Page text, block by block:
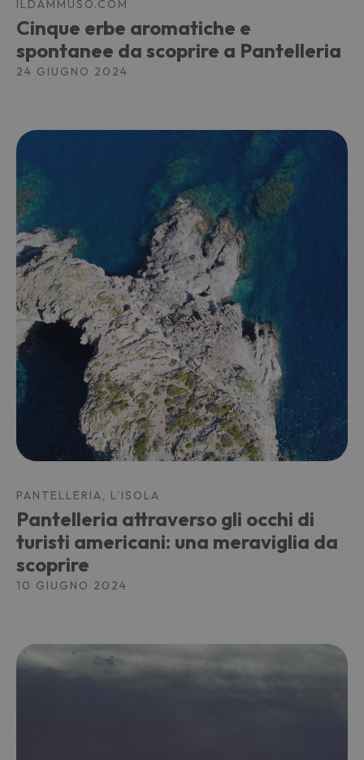
ILDAMMUSO.COM
Cinque erbe aromatiche e
spontanee da scoprire a Pantelleria
24 GIUGNO 2024
PANTELLERIA, L'ISOLA
Pantelleria attraverso gli occhi di
turisti americani: una meraviglia da
scoprire
10 GIUGNO 2024